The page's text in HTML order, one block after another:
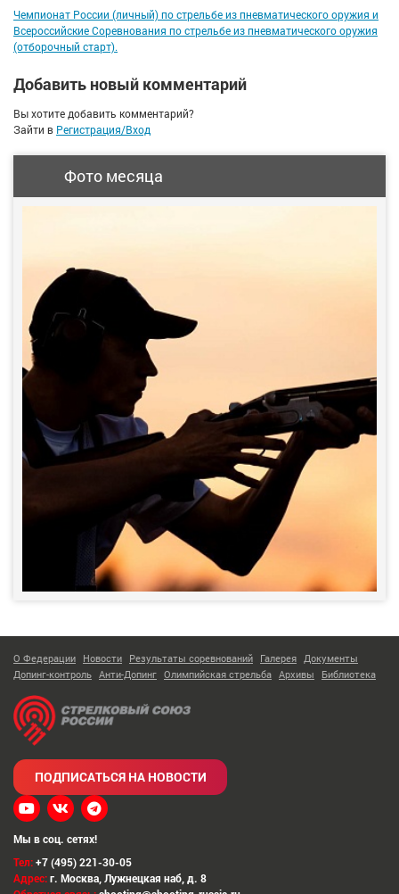
Чемпионат России (личный) по стрельбе из пневматического оружия и
Всероссийские Соревнования по стрельбе из пневматического оружия
(отборочный старт).
Добавить новый комментарий
Вы хотите добавить комментарий?
Зайти в Регистрация/Вход
Фото месяца
О Федерации Новости Результаты соревнований Галерея Документы
Допинг-контроль Анти-Допинг Олимпийская стрельба Архивы Библиотека
Тел:+7 (495) 221-30-05
Адрес:г. Москва,Лужнецкая наб, д. 8
ПОДПИСАТЬСЯ НА НОВОСТИ
Мы в соц. сетях!